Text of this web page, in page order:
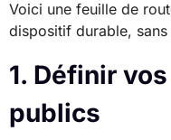
Voici une feuille de
dispositif durable,
1. Définir
publics